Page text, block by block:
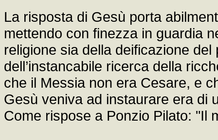
La risposta di Gesù porta
mettendo con finezza in guardia
religione sia della deificazione
dell’instancabile ricerca della
che il Messia non era Cesare, e
Gesù veniva ad instaurare era di
Come rispose a Ponzio Pilato: "Il